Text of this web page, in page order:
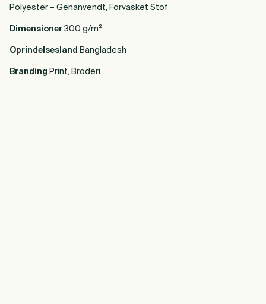
Polyester – Genanvendt, Forvasket Stof
Dimensioner 300 g/m²
Oprindelsesland Bangladesh
Branding Print, Broderi